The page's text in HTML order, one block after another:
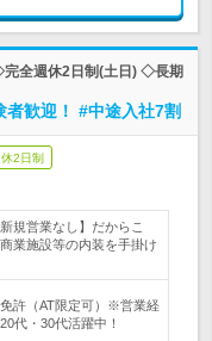
全週休2日制(土日) ◇長期
者歓迎！ #中途入社7割
2日制
規営業なし】だからこ
業施設等の内装を手掛け
許（AT限定可）※営業経
代・30代活躍中！